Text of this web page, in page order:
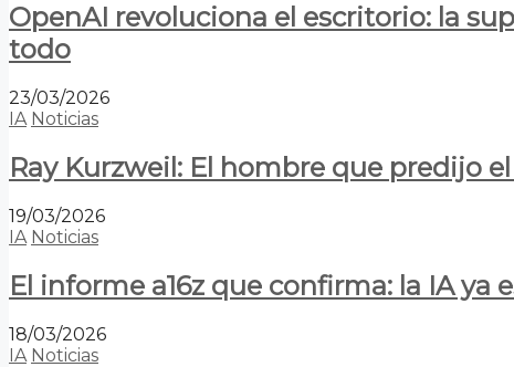
OpenAI revoluciona el escritorio: la
todo
23/03/2026
IA Noticias
Ray Kurzweil: El hombre que predijo
19/03/2026
IA Noticias
El informe a16z que confirma: la IA ya
18/03/2026
IA Noticias